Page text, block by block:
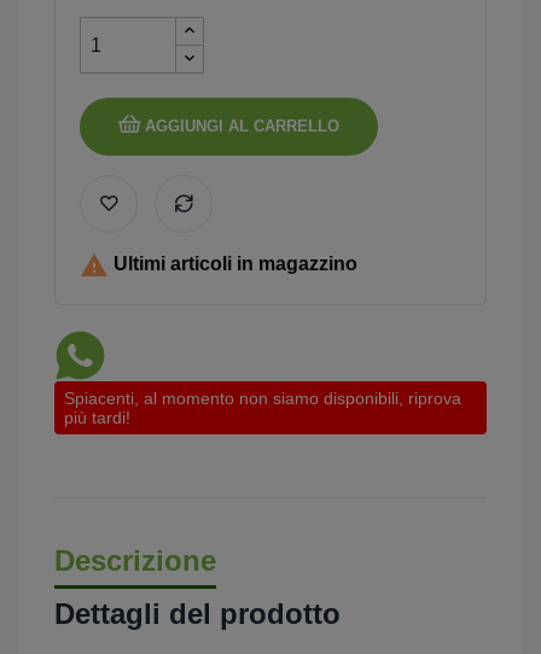
AGGIUNGI AL CARRELLO
 Ultimi articoli in magazzino
Spiacenti, al momento non siamo disponibili, riprova
più tardi!
Descrizione
Dettagli del prodotto